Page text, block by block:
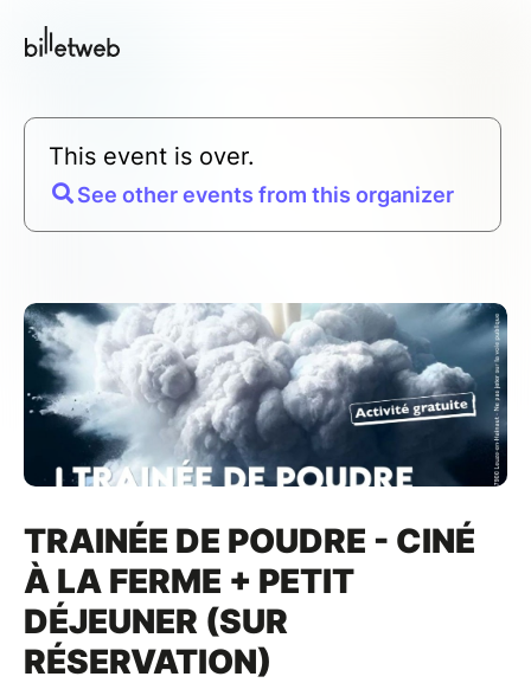
This event is over.
See other events from this organizer
TRAINÉE DE POUDRE - CINÉ
À LA FERME + PETIT
DÉJEUNER (SUR
RÉSERVATION)